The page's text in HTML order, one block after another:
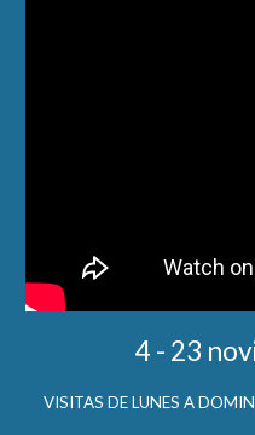
4 - 23
VISITAS DE LUNES A